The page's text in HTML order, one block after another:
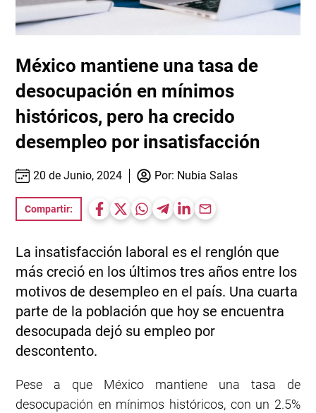
México mantiene una tasa de
desocupación en mínimos
históricos, pero ha crecido
desempleo por insatisfacción
20 de Junio, 2024 Por: Nubia Salas
Compartir:
La insatisfacción laboral es el renglón que
más creció en los últimos tres años entre los
motivos de desempleo en el país. Una cuarta
parte de la población que hoy se encuentra
desocupada dejó su empleo por
descontento.
Pese a que México mantiene una tasa de
desocupación en mínimos históricos, con un 2.5%